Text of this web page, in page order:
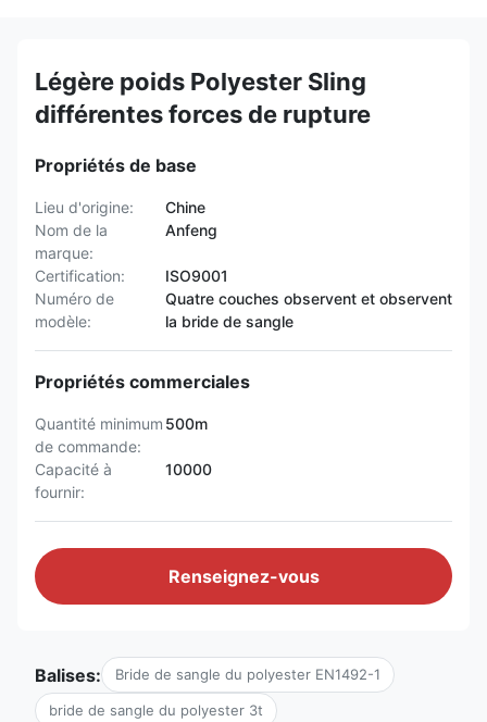
Légère poids Polyester Sling
différentes forces de rupture
Propriétés de base
Lieu d'origine:
Chine
Nom de la
marque:
Anfeng
Certification:
ISO9001
Numéro de
modèle:
Quatre couches observent et observent
la bride de sangle
Propriétés commerciales
Quantité minimum
de commande:
500m
Capacité à
fournir:
10000
Renseignez-vous
Balises: Bride de sangle du polyester EN1492-1
bride de sangle du polyester 3t